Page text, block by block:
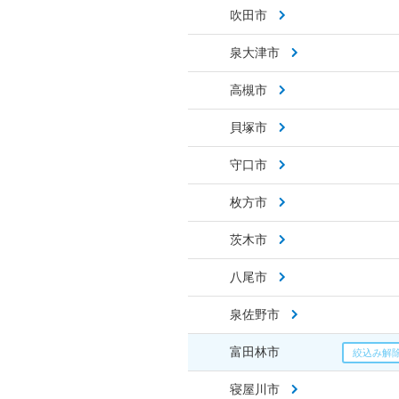
吹田市
泉大津市
高槻市
貝塚市
守口市
枚方市
茨木市
八尾市
泉佐野市
富田林市
寝屋川市